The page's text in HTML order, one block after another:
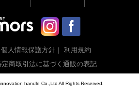
個人情報保護方針
利用規約
定商取引法に基づく通販の表記
handle Co.,Ltd All Rights Reserved.